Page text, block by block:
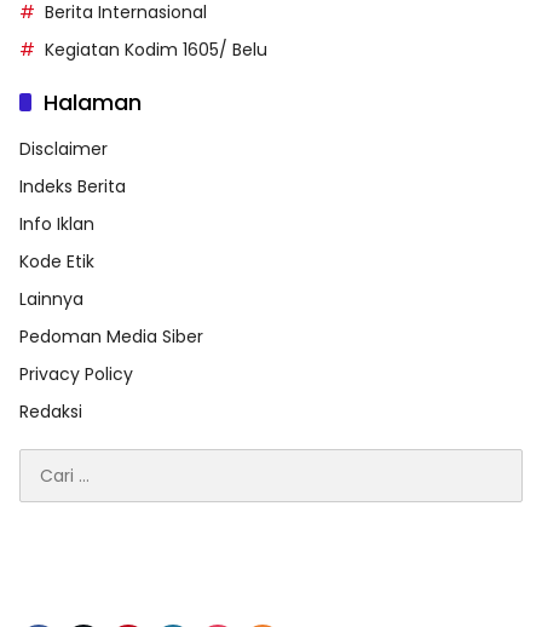
Berita Internasional
Kegiatan Kodim 1605/ Belu
Halaman
Disclaimer
Indeks Berita
Info Iklan
Kode Etik
Lainnya
Pedoman Media Siber
Privacy Policy
Redaksi
untuk: